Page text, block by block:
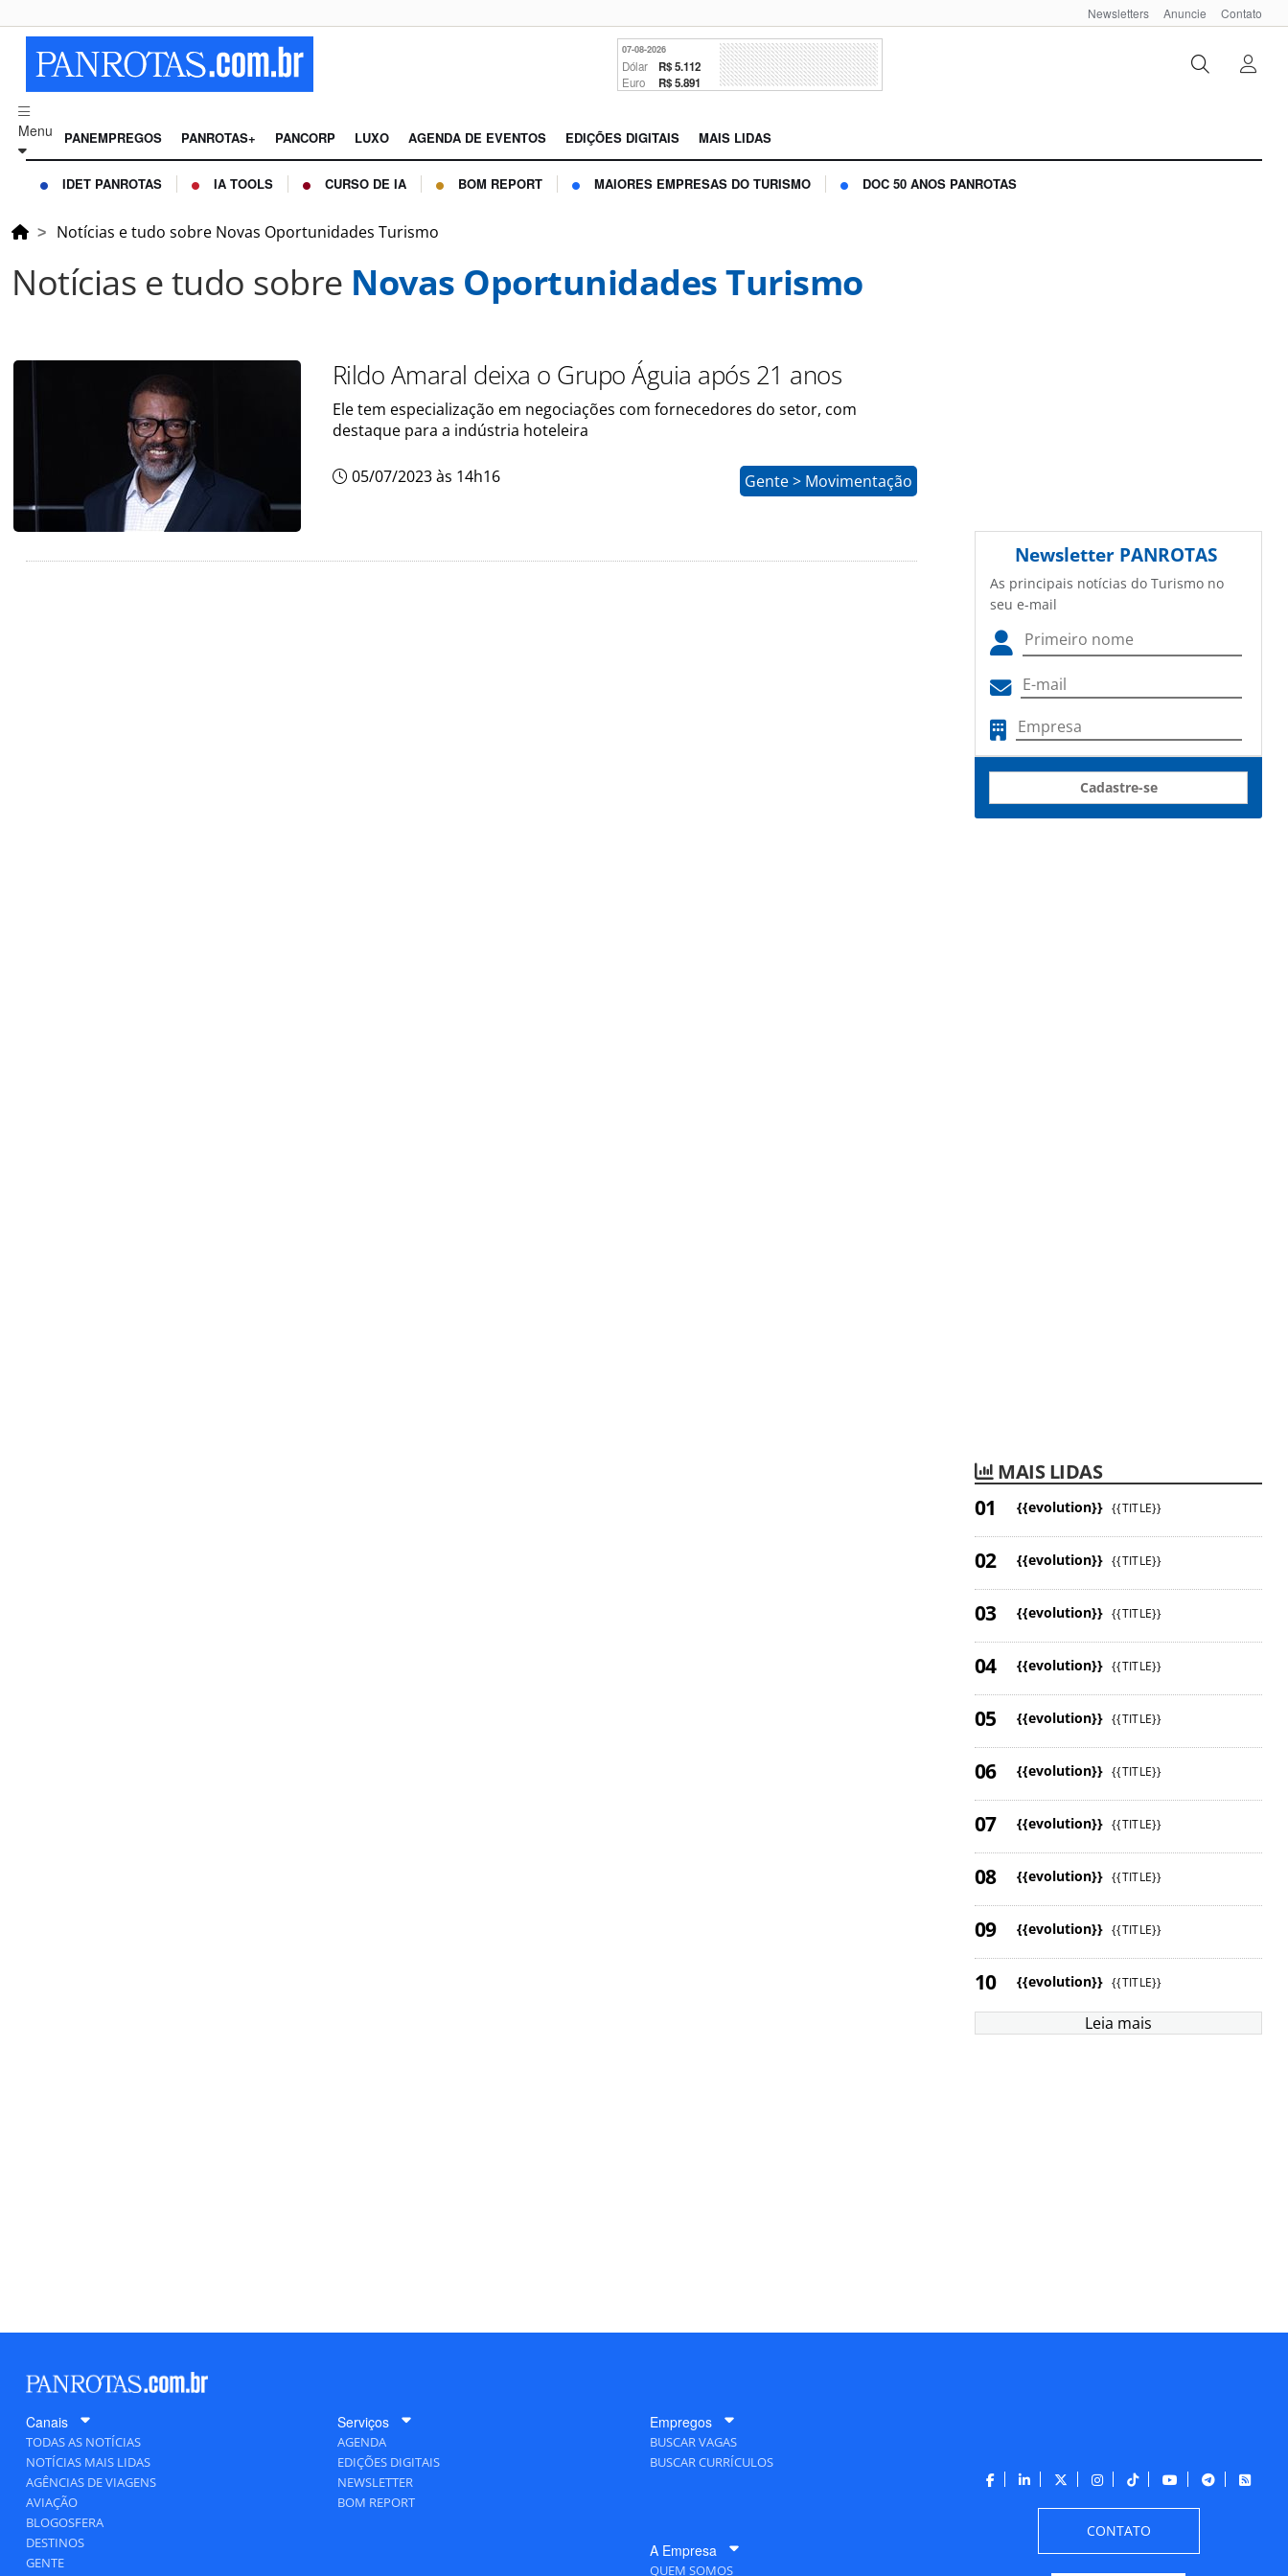
Newsletters Anuncie Contato
07-08-2026
Dólar R$ 5.112
Euro R$ 5.891
Menu PANEMPREGOS PANROTAS+ PANCORP LUXO AGENDA DE EVENTOS EDIÇÕES DIGITAIS MAIS LIDAS
IDET PANROTAS IA TOOLS CURSO DE IA BOM REPORT MAIORES EMPRESAS DO TURISMO DOC 50 ANOS PANROTAS
Notícias e tudo sobre Novas Oportunidades Turismo
Notícias e tudo sobre Novas Oportunidades Turismo
Rildo Amaral deixa o Grupo Águia após 21 anos
Ele tem especialização em negociações com fornecedores do setor, com
destaque para a indústria hoteleira
05/07/2023 às 14h16 Gente > Movimentação
Newsletter PANROTAS
As principais notícias do Turismo no
seu e-mail
Cadastre-se
MAIS LIDAS
{{evolution}} {{TITLE}}
{{evolution}} {{TITLE}}
{{evolution}} {{TITLE}}
{{evolution}} {{TITLE}}
{{evolution}} {{TITLE}}
{{evolution}} {{TITLE}}
{{evolution}} {{TITLE}}
{{evolution}} {{TITLE}}
{{evolution}} {{TITLE}}
{{evolution}} {{TITLE}}
Leia mais
Canais
TODAS AS NOTÍCIAS
NOTÍCIAS MAIS LIDAS
AGÊNCIAS DE VIAGENS
AVIAÇÃO
BLOGOSFERA
DESTINOS
GENTE
Serviços
AGENDA
EDIÇÕES DIGITAIS
NEWSLETTER
BOM REPORT
Empregos
BUSCAR VAGAS
BUSCAR CURRÍCULOS
A Empresa
QUEM SOMOS
CONTATO